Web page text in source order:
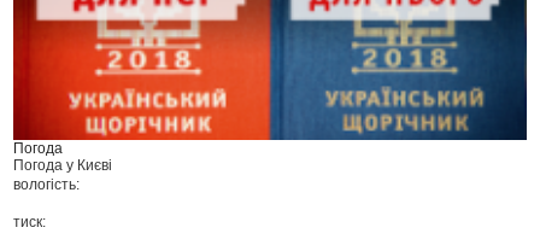
Погода
Погода у Києві
вологість:
тиск: